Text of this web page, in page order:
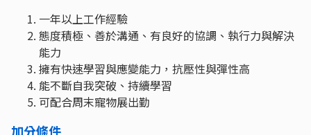
一年以上工作經驗
態度積極、善於溝通、有良好的協調、執行力與解決
能力
擁有快速學習與應變能力，抗壓性與彈性高
能不斷自我突破、持續學習
可配合周末寵物展出勤
加分條件